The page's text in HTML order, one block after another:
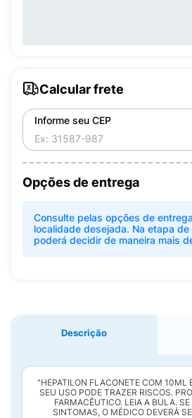
Calcular frete
Informe seu CEP
Opções de entrega
Consulte pelas opções de
localidade desejada. Na etapa
poderá decidir de maneira mais
Descrição
"HEPATILON FLACONETE COM 10ML
SEU USO PODE TRAZER RISCOS.
FARMACÊUTICO. LEIA A BULA.
SINTOMAS, O MÉDICO DEVERÁ